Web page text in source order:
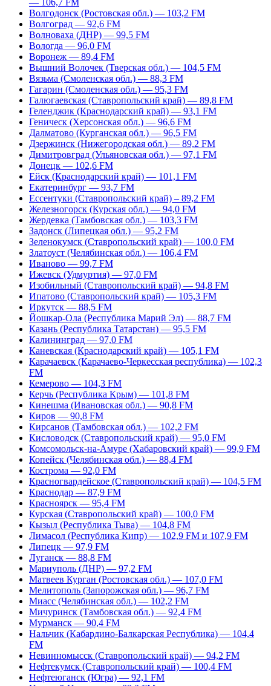
— 106,7 FM
Волгодонск (Ростовская обл.) — 103,2 FM
Волгоград — 92,6 FM
Волноваха (ДНР) — 99,5 FM
Вологда — 96,0 FM
Воронеж — 89,4 FM
Вышний Волочек (Тверская обл.) — 104,5 FM
Вязьма (Смоленская обл.) — 88,3 FM
Гагарин (Смоленская обл.) — 95,3 FM
Галюгаевская (Ставропольский край) — 89,8 FM
Геленджик (Краснодарский край) — 93,1 FM
Геническ (Херсонская обл.) — 96,6 FM
Далматово (Курганская обл.) — 96,5 FM
Дзержинск (Нижегородская обл.) — 89,2 FM
Димитровград (Ульяновская обл.) — 97,1 FM
Донецк — 102,6 FM
Ейск (Краснодарский край) — 101,1 FM
Екатеринбург — 93,7 FM
Ессентуки (Ставропольский край) – 89,2 FM
Железногорск (Курская обл.) — 94,0 FM
Жердевка (Тамбовская обл.) — 103,3 FM
Задонск (Липецкая обл.) — 95,2 FM
Зеленокумск (Ставропольский край) — 100,0 FM
Златоуст (Челябинская обл.) — 106,4 FM
Иваново — 99,7 FM
Ижевск (Удмуртия) — 97,0 FM
Изобильный (Ставропольский край) — 94,8 FM
Ипатово (Ставропольский край) — 105,3 FM
Иркутск — 88,5 FM
Йошкар-Ола (Республика Марий Эл) — 88,7 FM
Казань (Республика Татарстан) — 95,5 FM
Калининград — 97,0 FM
Каневская (Краснодарский край) — 105,1 FM
Карачаевск (Карачаево-Черкесская республика) — 102,3
FM
Кемерово — 104,3 FM
Керчь (Республика Крым) — 101,8 FM
Кинешма (Ивановская обл.) — 90,8 FM
Киров — 90,8 FM
Кирсанов (Тамбовская обл.) — 102,2 FM
Кисловодск (Ставропольский край) — 95,0 FM
Комсомольск-на-Амуре (Хабаровский край) — 99,9 FM
Копейск (Челябинская обл.) — 88,4 FM
Кострома — 92,0 FM
Красногвардейское (Ставропольский край) — 104,5 FM
Краснодар — 87,9 FM
Красноярск — 95,4 FM
Курская (Ставропольский край) — 100,0 FM
Кызыл (Республика Тыва) — 104,8 FM
Лимасол (Республика Кипр) — 102,9 FM и 107,9 FM
Липецк — 97,9 FM
Луганск — 88,8 FM
Мариуполь (ДНР) — 97,2 FM
Матвеев Курган (Ростовская обл.) — 107,0 FM
Мелитополь (Запорожская обл.) — 96,7 FM
Миасс (Челябинская обл.) — 102,2 FM
Мичуринск (Тамбовская обл.) — 92,4 FM
Мурманск — 90,4 FM
Нальчик (Кабардино-Балкарская Республика) — 104,4
FM
Невинномысск (Ставропольский край) — 94,2 FM
Нефтекумск (Ставропольский край) — 100,4 FM
Нефтеюганск (Югра) — 92,1 FM